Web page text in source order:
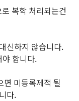
복학 처리되는건
신하지 않습니다.
합니다.
미등록제적 될
다.